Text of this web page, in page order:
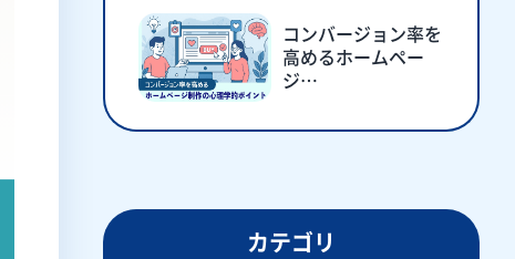
コンバージョン率を
高めるホームペー
ジ…
カテゴリ